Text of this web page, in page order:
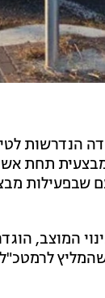
הנדרשות
תחת
שבפעילות
המוצב,